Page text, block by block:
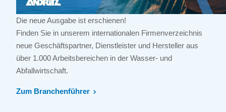
Die neue Ausgabe ist erschienen!
Finden Sie in unserem internationalen Firmenverzeichnis
neue Geschäftspartner, Dienstleister und Hersteller aus
über 1.000 Arbeitsbereichen in der Wasser- und
Abfallwirtschaft.
Zum Branchenführer